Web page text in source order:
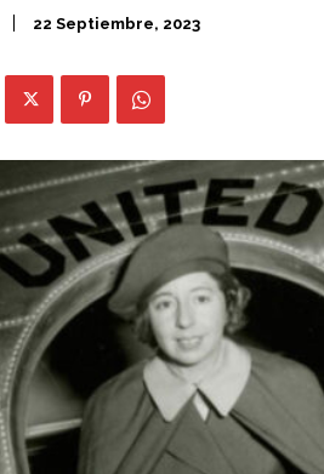
22 Septiembre, 2023